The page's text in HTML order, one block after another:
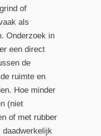
of
als
Onderzoek in
een direct
de
ruimte en
Hoe minder
(niet
of met rubber
daadwerkelijk